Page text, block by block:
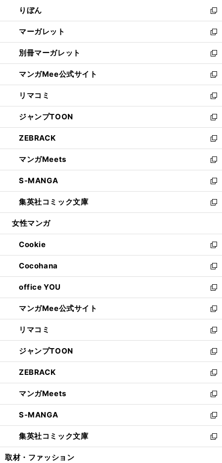
く
で
開
く
ド
ウ
で
開
く
ィ
ン
ド
ウ
で
開
く
りぼん
新
し
い
ウ
ィ
ン
ド
ウ
で
開
く
マーガレット
新
し
い
ウ
ィ
ン
ド
ウ
で
開
く
別冊マーガレット
新
し
い
ウ
ィ
ン
ド
ウ
で
開
く
マンガMee公式サイト
新
し
い
ウ
ィ
ン
ド
ウ
で
開
く
リマコミ
新
し
い
ウ
ィ
ン
ド
ウ
で
開
く
ジャンプTOON
新
し
い
ウ
ィ
ン
ド
ウ
で
開
ZEBRACK
新
し
い
ウ
ィ
ン
ド
ウ
開
く
マンガMeets
新
し
い
ウ
ィ
ン
ウ
で
開
く
S-MANGA
新
し
い
ウ
ン
ド
ウ
で
開
く
集英社コミック文庫
新
し
ウ
ィ
ン
ド
ウ
で
開
く
女性マンガ
Cookie
新
し
い
ウ
ィ
ン
ド
ウ
で
開
く
Cocohana
新
し
い
ウ
ィ
ン
ド
ウ
で
開
く
office YOU
新
し
い
ウ
ィ
ン
ド
ウ
で
開
く
マンガMee公式サイト
新
し
い
ウ
ィ
ン
ド
ウ
で
開
く
リマコミ
新
し
い
ウ
ィ
ン
ド
ウ
で
開
く
ジャンプTOON
新
し
い
ウ
ィ
ン
ド
ウ
で
開
ZEBRACK
新
し
い
ウ
ィ
ン
ド
ウ
マンガMeets
新
し
い
ウ
ィ
ン
S-MANGA
新
し
い
ウ
集英社コミック文庫
新
し
取材・ファッション